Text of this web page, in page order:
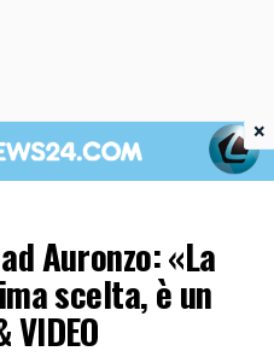
Auronzo: «La
scelta, è un
VIDEO
×